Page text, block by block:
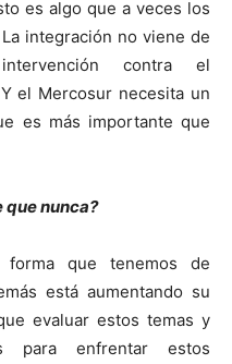
es algo que a veces los
integración no viene de
contra el
el Mercosur necesita un
es más importante que
nunca?
que tenemos de
está aumentando su
evaluar estos temas y
para enfrentar estos